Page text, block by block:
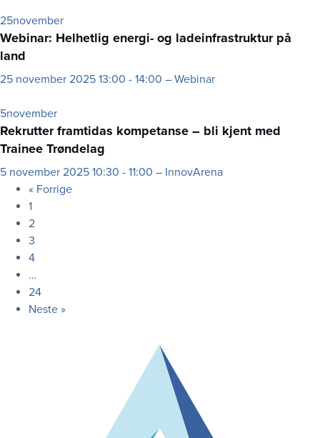
25november
Webinar: Helhetlig energi- og ladeinfrastruktur på
land
25 november 2025 13:00 - 14:00 – Webinar
5november
Rekrutter framtidas kompetanse – bli kjent med
Trainee Trøndelag
5 november 2025 10:30 - 11:00 – InnovArena
« Forrige
1
2
3
4
…
24
Neste »